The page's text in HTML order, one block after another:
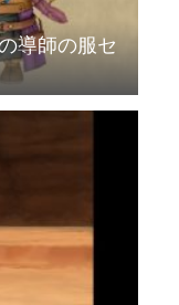
導師の服セ